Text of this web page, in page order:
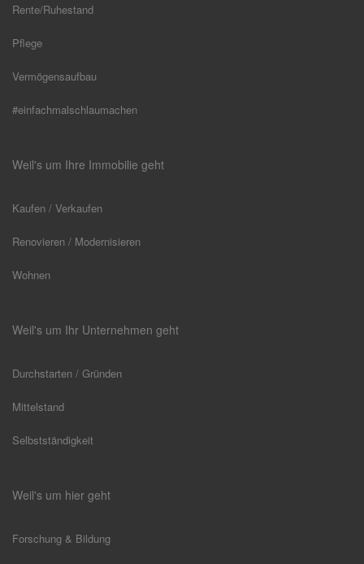
Rente/Ruhestand
Pflege
Vermögensaufbau
#einfachmalschlaumachen
Weil's um Ihre Immobilie geht
Kaufen / Verkaufen
Renovieren / Modernisieren
Wohnen
Weil's um Ihr Unternehmen geht
Durchstarten / Gründen
Mittelstand
Selbstständigkeit
Weil's um hier geht
Forschung & Bildung